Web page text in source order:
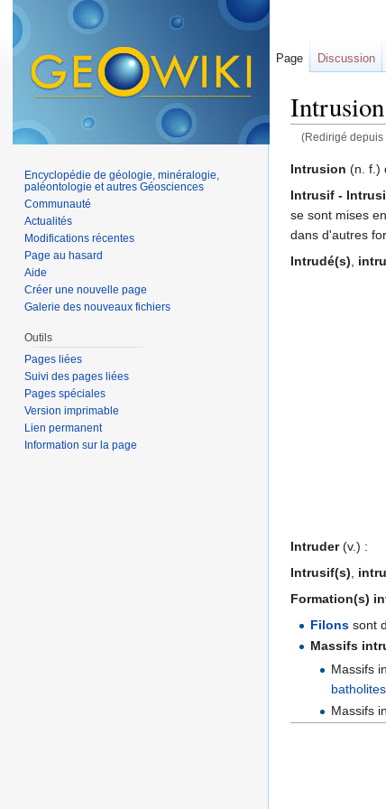
Intrusion
(Redirigé depuis
Intrusion (n. f.)
Intrusif -
se sont mises
dans d'autres
Intrudé(s)
Intruder(v.) :
Intrusif(s)
Formation(s)
Filons sont
Massifs
Massifs
batholites
Massifs
Page Discussion
Encyclopédie de géologie, minéralogie,
paléontologie et autres Géosciences
Communauté
Actualités
Modifications récentes
Page au hasard
Aide
Créer une nouvelle page
Galerie des nouveaux fichiers
Outils
Pages liées
Suivi des pages liées
Pages spéciales
Version imprimable
Lien permanent
Information sur la page